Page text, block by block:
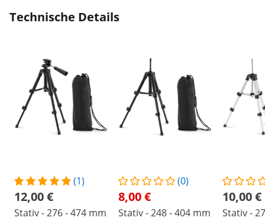
Technische Details
(1)
12,00 €
Stativ - 276 - 474 mm
(0)
8,00 €
Stativ - 248 - 404 mm
10,00 €
Stativ -